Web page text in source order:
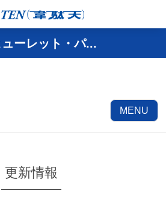
ューレット・パ...
MENU
更新情報